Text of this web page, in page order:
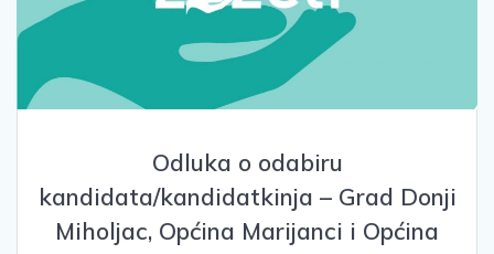
Odluka o odabiru
kandidata/kandidatkinja – Grad Donji
Miholjac, Općina Marijanci i Općina